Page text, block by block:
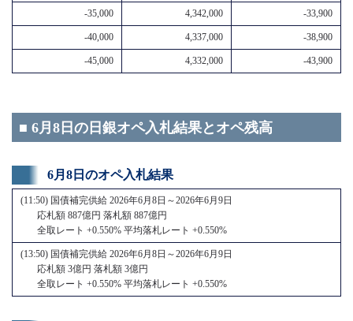
-35,000 4,342,000 -33,900
-40,000 4,337,000 -38,900
-45,000 4,332,000 -43,900
■ 6月8日の日銀オペ入札結果とオペ残高
6月8日のオペ入札結果
(11:50) 国債補完供給 2026年6月8日～2026年6月9日
応札額 887億円 落札額 887億円
全取レート +0.550% 平均落札レート +0.550%
(13:50) 国債補完供給 2026年6月8日～2026年6月9日
応札額 3億円 落札額 3億円
全取レート +0.550% 平均落札レート +0.550%